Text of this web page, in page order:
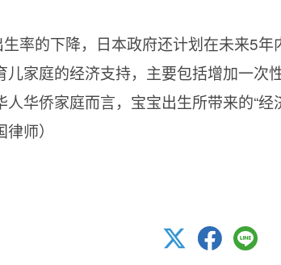
率的下降，日本政府还计划在未来5
儿家庭的经济支持，主要包括增加一次
人华侨家庭而言，宝宝出生所带来的“
师）